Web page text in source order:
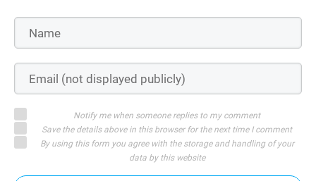
Notify me when someone replies to my comment
Save the details above in this browser for the next time I comment
By using this form you agree with the storage and handling of your
data by this website